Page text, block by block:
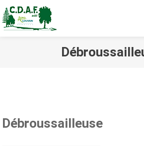
CENTRE DE
Débroussailleuse